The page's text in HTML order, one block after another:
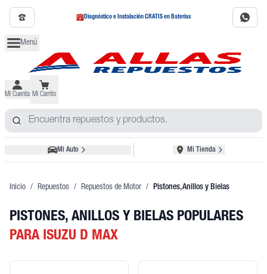
Diagnóstico e Instalación GRATIS en Baterías
Menú
Mi Cuenta Mi Carrito
Mi Auto Mi Tienda
Inicio / Repuestos / Repuestos de Motor / Pistones, Anillos y Bielas
PISTONES, ANILLOS Y BIELAS POPULARES
PARA ISUZU D MAX